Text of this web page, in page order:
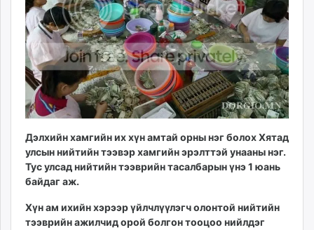
ikon.mn
mnb.mn
Livetv.mn
Eguur.mn
24tsag.mn
shuud.mn
eagle.mn
ergelt.mn
zarig.mn
today.mn
zuv.mn
mminfo.mn
ugluu.mn
Дэлхийн хамгийн их хүн амтай орны нэг болох Хятад
улсын нийтийн тээвэр хамгийн эрэлттэй унааны нэг.
Тус улсад нийтийн тээврийн тасалбарын үнэ 1 юань
байдаг аж.
Хүн ам ихийн хэрээр үйлчлүүлэгч олонтой нийтийн
тээврийн ажилчид орой болгон тооцоо нийлдэг